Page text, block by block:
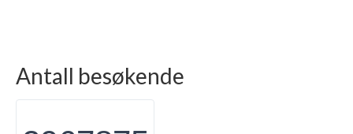
Antall besøkende